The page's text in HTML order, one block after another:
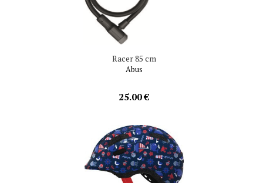
Racer 85 cm
Abus
25.00 €